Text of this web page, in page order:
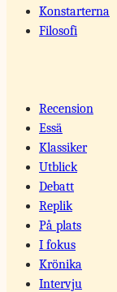
Konstarterna
Filosofi
Recension
Essä
Klassiker
Utblick
Debatt
Replik
På plats
I fokus
Krönika
Intervju